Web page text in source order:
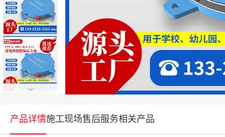
产品详情施工现场售后服务相关产品